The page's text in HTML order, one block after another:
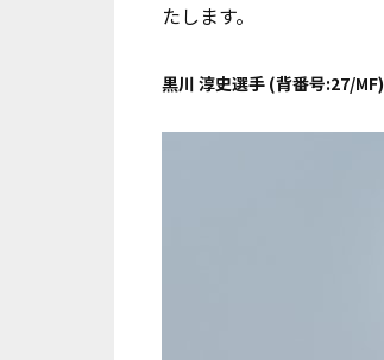
たします。
黒川 淳史選手 (背番号:27/MF)